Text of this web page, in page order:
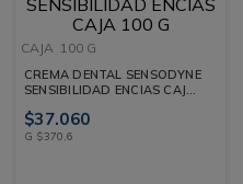
CAJA 100 G
CREMA DENTAL SENSODYNE
SENSIBILIDAD ENCIAS CAJA
$37.060
G $370,6